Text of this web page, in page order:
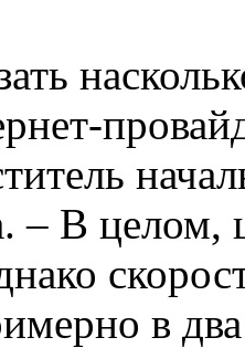
– В целом,
в